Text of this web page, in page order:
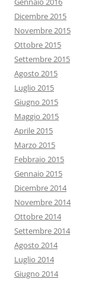
Dicembre 2015
Novembre 2015
Ottobre 2015
Settembre 2015
Agosto 2015
Luglio 2015
Giugno 2015
Maggio 2015
Aprile 2015
Marzo 2015
Febbraio 2015
Gennaio 2015
Dicembre 2014
Novembre 2014
Ottobre 2014
Settembre 2014
Agosto 2014
Luglio 2014
Giugno 2014